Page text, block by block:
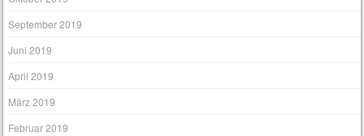
September 2019
Juni 2019
April 2019
März 2019
Februar 2019